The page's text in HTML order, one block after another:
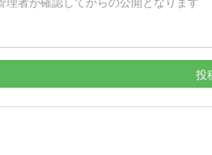
投